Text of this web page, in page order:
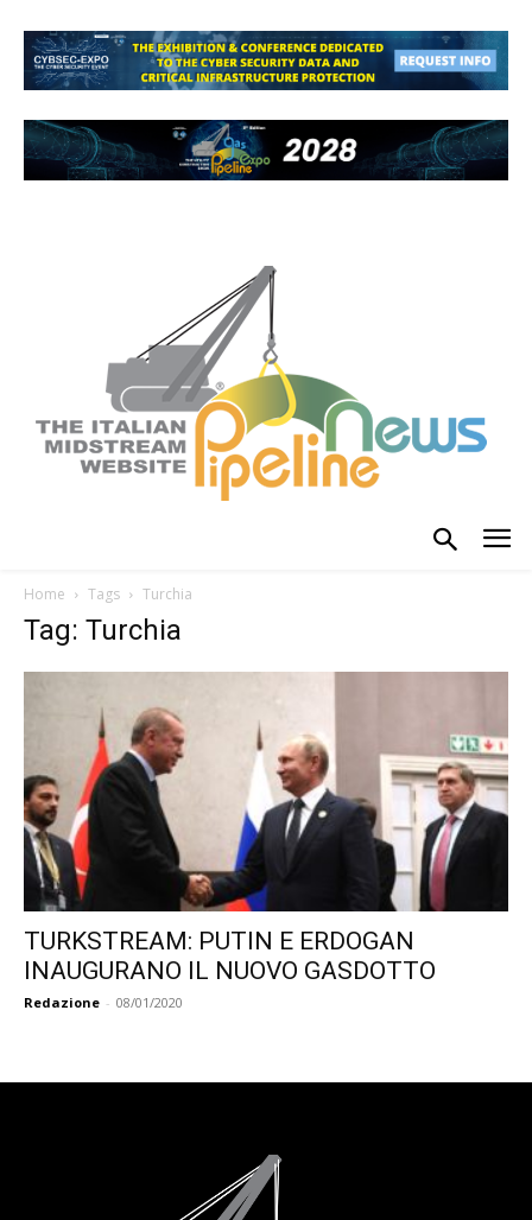
Home Tags Turchia
Tag: Turchia
TURKSTREAM: PUTIN E ERDOGAN
INAUGURANO IL NUOVO GASDOTTO
Redazione - 08/01/2020